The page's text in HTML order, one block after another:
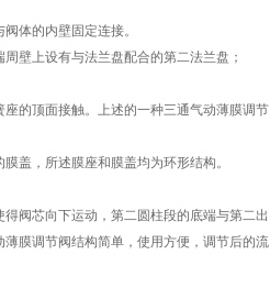
体的内壁固定连接。
壁上设有与法兰盘配合的第二法兰盘；
的顶面接触。上述的一种三通气动薄膜调节
盖，所述膜座和膜盖均为环形结构。
阀芯向下运动，第二圆柱段的底端与第二出
膜调节阀结构简单，使用方便，调节后的流